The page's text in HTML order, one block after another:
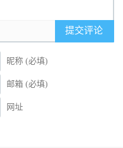
提交评论
昵称 (必填)
邮箱 (必填)
网址